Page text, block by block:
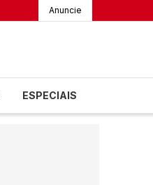
Anuncie
ESPECIAIS